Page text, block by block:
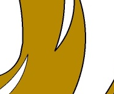
KEZDŐOLDAL
BEMUTATKOZÁS
OKTATÓINK
PARTNEREINK: